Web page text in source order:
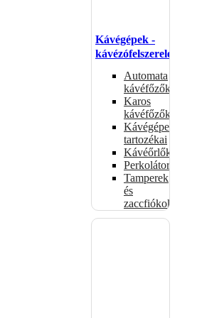
Kávégépek -
kávézófelszerelés
Automata
kávéfőzők
Karos
kávéfőzők
Kávégépek
tartozékai
Kávéőrlők
Perkolátorok
Tamperek
és
zaccfiókok